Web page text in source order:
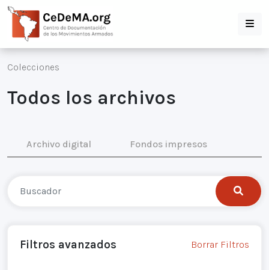
Colecciones
Todos los archivos
Archivo digital Fondos impresos
Filtros avanzados Borrar Filtros